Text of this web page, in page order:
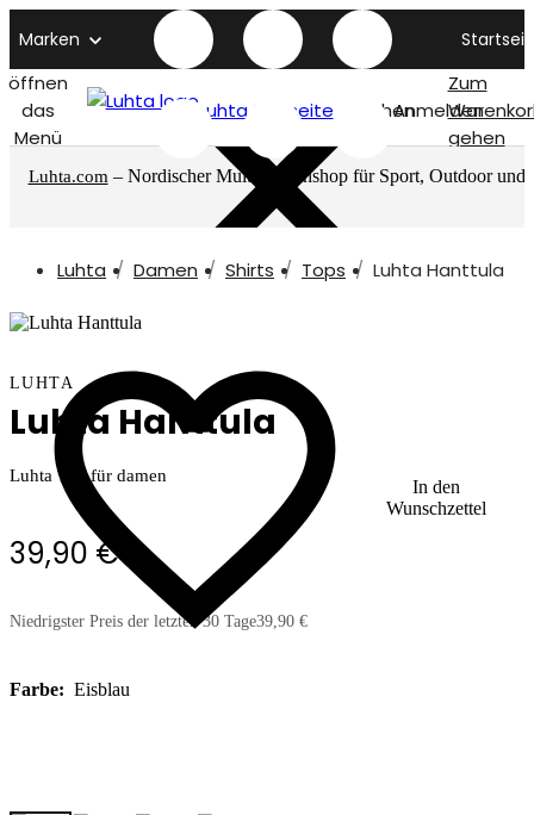
Marken
öffnen
das
Menü
Luhta titelseite SuchenAnmelden
Zum
gehen
Luhta.com – Nordischer Multimarkenshop für Sport, Outdoor und
Luhta Damen Shirts Tops Luhta Hanttula
In den
Wunschzettel
LUHTA
Luhta Hanttula
Luhta Top für damen
39,90 €
Niedrigster Preis der letzten 30 Tage39,90 €
Farbe: Eisblau